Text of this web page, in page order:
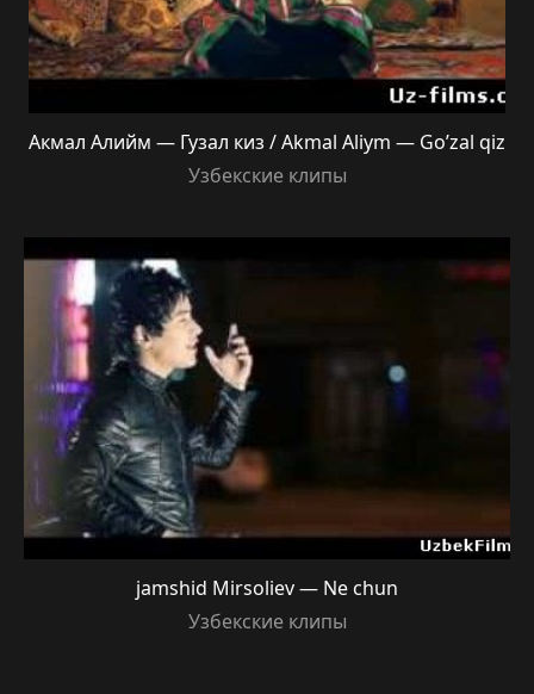
Акмал Алийм — Гузал киз / Akmal Aliym — Go’zal qiz
Узбекские клипы
jamshid Mirsoliev — Ne chun
Узбекские клипы